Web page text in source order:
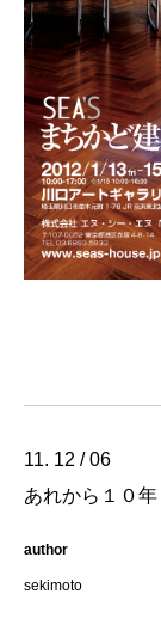
11. 12 / 06
あれから１０年
author
sekimoto